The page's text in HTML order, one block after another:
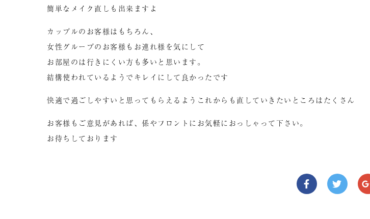
簡単なメイク直しも出来ますよ
カップルのお客様はもちろん、
女性グループのお客様もお連れ様を気にして
お部屋のは行きにくい方も多いと思います。
結構使われているようでキレイにして良かったです
快適で過ごしやすいと思ってもらえるようこれからも直していきたいところはたくさん
お客様もご意見があれば、係やフロントにお気軽におっしゃって下さい。
お待ちしております